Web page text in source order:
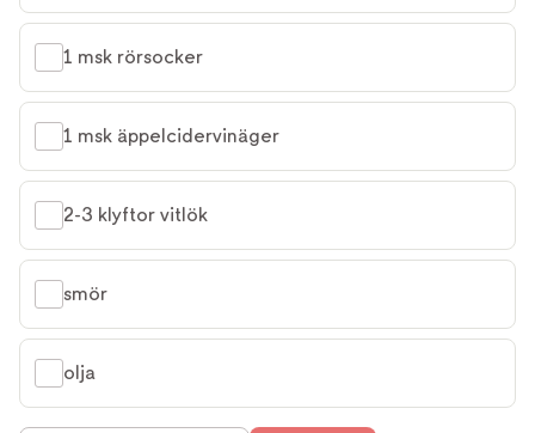
1 msk rörsocker
1 msk äppelcidervinäger
2-3 klyftor vitlök
smör
olja